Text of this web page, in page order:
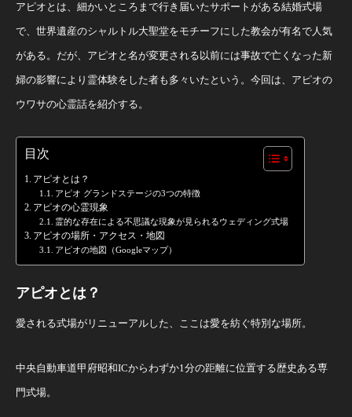
アピオとは、細かいところまで行き届いたサポートがある結婚式場
で、世界遺産のシャルトル大聖堂をモチーフにした教会が有名で人気
がある。だが、アピオと名が変更される以前には事故で亡くなった新
婦の影響により霊体験をした者も多々いたという。今回は、アピオの
ウワサの心霊話を紹介する。
目次
アピオとは？
アピオ グランドステージの3つの特徴
アピオの心霊現象
霊的な存在による不思議な現象が見られるウェディング式場
アピオの場所・アクセス・地図
アピオの地図（Googleマップ）
アピオとは？
愛される式場がリニューアルした、ここは愛を紡ぐ特別な場所。
中央自動車道甲府昭和ICからわずか1分の距離に位置する歴史ある専
門式場。